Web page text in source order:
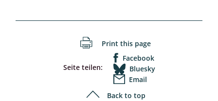
Print this page
Seite teilen:
Facebook
Bluesky
Email
Back to top